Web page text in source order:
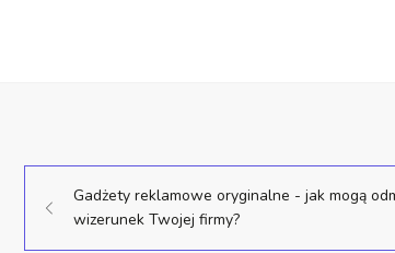
Gadżety reklamowe oryginalne - jak mogą
wizerunek Twojej firmy?